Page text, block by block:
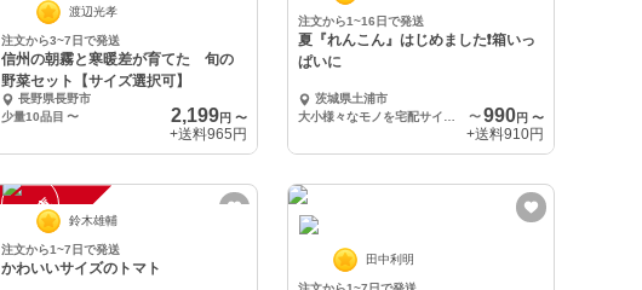
渡辺光孝
注文から3~7日で発送
信州の朝霧と寒暖差が育てた 旬の
野菜セット【サイズ選択可】
長野県長野市
少量10品目 〜 2,199円〜
+送料965円
注文から1~16日で発送
夏『れんこん』はじめました❗箱いっ
ぱいに
茨城県土浦市
〜990円 〜
+送料910円
一
時
在
庫
切
れ 鈴木雄輔
注文から1~7日で発送
かわいいサイズのトマト
田中利明